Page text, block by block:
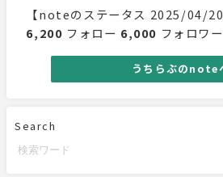
【noteのステータス 2025/04/20
6,200 フォロー 6,000 フォロワー
うちらぶのnote
Search